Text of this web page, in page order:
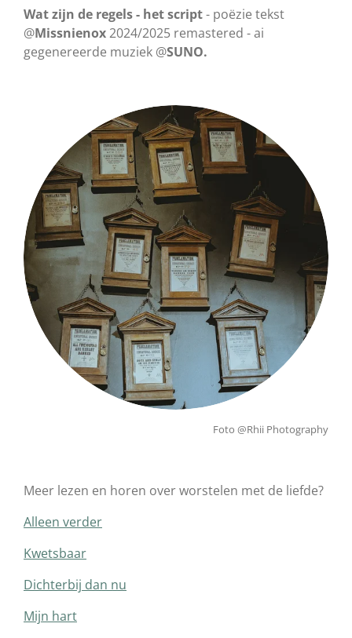
l
a
y
u
t
e
Wat zijn de regels - het script- poëzie tekst
@Missnienox2024/2025 remastered - ai
gegenereerde muziek @SUNO.
Foto @Rhii Photography
Meer lezen en horen over worstelen met de liefde?
Alleen verder
Kwetsbaar
Dichterbij dan nu
Mijn hart